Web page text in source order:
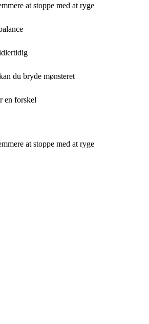
at stoppe med at ryge
du bryde mønsteret
en forskel
at stoppe med at ryge